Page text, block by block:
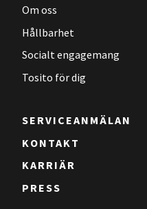
Om oss
Hållbarhet
Socialt engagemang
Tosito för dig
SERVICEANMÄLAN
KONTAKT
KARRIÄR
PRESS